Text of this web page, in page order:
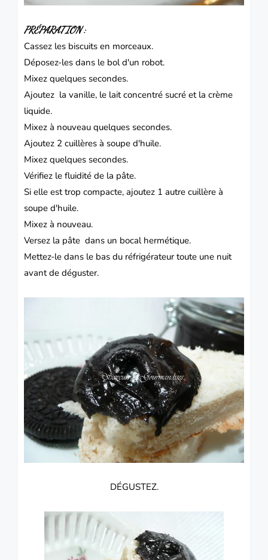
PRÉPARATION :
Cassez les biscuits en morceaux.
Déposez-les dans le bol d'un robot.
Mixez quelques secondes.
Ajoutez la vanille, le lait concentré sucré et la crème
liquide.
Mixez à nouveau quelques secondes.
Ajoutez 2 cuillères à soupe d'huile.
Mixez quelques secondes.
Vérifiez le fluidité de la pâte.
Si elle est trop compacte, ajoutez 1 autre cuillère à
soupe d'huile.
Mixez à nouveau.
Versez la pâte dans un bocal hermétique.
Mettez-le dans le bas du réfrigérateur toute une nuit
avant de déguster.
DÉGUSTEZ.